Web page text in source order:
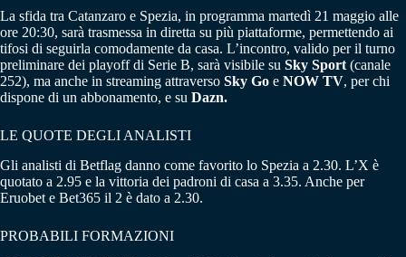
La sfida tra Catanzaro e Spezia, in programma martedì 21 maggio alle
ore 20:30, sarà trasmessa in diretta su più piattaforme, permettendo ai
tifosi di seguirla comodamente da casa. L’incontro, valido per il turno
preliminare dei playoff di Serie B, sarà visibile su Sky Sport(canale
252), ma anche in streaming attraverso Sky Go e NOW TV, per chi
dispone di un abbonamento, e su Dazn.
LE QUOTE DEGLI ANALISTI
Gli analisti di Betflag danno come favorito lo Spezia a 2.30. L’X è
quotato a 2.95 e la vittoria dei padroni di casa a 3.35. Anche per
Eruobet e Bet365 il 2 è dato a 2.30.
PROBABILI FORMAZIONI